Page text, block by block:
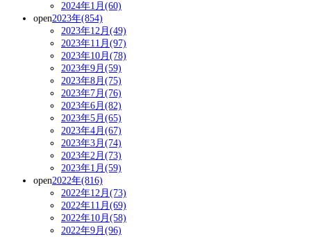
2024年1月(60)
open2023年(854)
2023年12月(49)
2023年11月(97)
2023年10月(78)
2023年9月(59)
2023年8月(75)
2023年7月(76)
2023年6月(82)
2023年5月(65)
2023年4月(67)
2023年3月(74)
2023年2月(73)
2023年1月(59)
open2022年(816)
2022年12月(73)
2022年11月(69)
2022年10月(58)
2022年9月(96)